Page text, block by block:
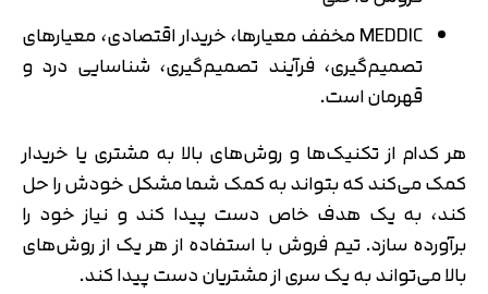
MEDDIC مخفف معیارها، خریدار اقتصادی، معیارهای
تصمیم‌گیری، فرآیند تصمیم‌گیری، شناسایی درد و
قهرمان است.
هر کدام از تکنیک‌ها و روش‌های بالا به مشتری یا خریدار
کمک می‌کند که بتواند به کمک شما مشکل خودش را حل
کند، به یک هدف خاص دست پیدا کند و نیاز خود را
برآورده سازد. تیم فروش با استفاده از هر یک از روش‌های
بالا می‌تواند به یک سری از مشتریان دست پیدا کند.